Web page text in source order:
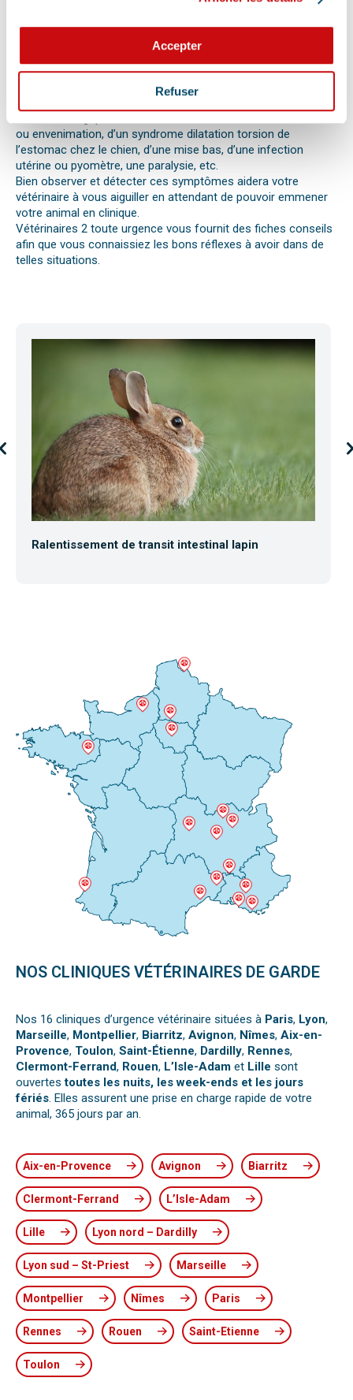
Accepter
Refuser
vomissements, constipations ou diarrhées, une blessure, une
perte d’appétit soudaine sont autant de signes visibles que
votre chat, chien ou autre nouvel animal de compagnie ne va
pas bien.
Différentes causes peuvent être à l’origine d’une urgence pour
ou envenimation, d’un syndrome dilatation torsion de
l’estomac chez le chien, d’une mise bas, d’une infection
utérine ou pyomètre, une paralysie, etc.
Bien observer et détecter ces symptômes aidera votre
vétérinaire à vous aiguiller en attendant de pouvoir emmener
votre animal en clinique.
Vétérinaires 2 toute urgence vous fournit des fiches conseils
afin que vous connaissiez les bons réflexes à avoir dans de
telles situations.
Ralentissement de transit intestinal lapin
NOS CLINIQUES VÉTÉRINAIRES DE GARDE
Nos 16 cliniques d’urgence vétérinaire situées à Paris, Lyon,
Marseille, Montpellier, Biarritz, Avignon, Nîmes, Aix-en-
Provence, Toulon, Saint-Étienne, Dardilly, Rennes,
Clermont-Ferrand, Rouen, L’Isle-Adam et Lille sont
ouvertestoutes les nuits, les week-ends et les jours
fériés. Elles assurent une prise en charge rapide de votre
animal, 365 jours par an.
Aix-en-Provence Avignon Biarritz
Clermont-Ferrand L’Isle-Adam
Lille Lyon nord – Dardilly
Lyon sud – St-Priest Marseille
Montpellier Nîmes Paris
Rennes Rouen Saint-Etienne
Toulon